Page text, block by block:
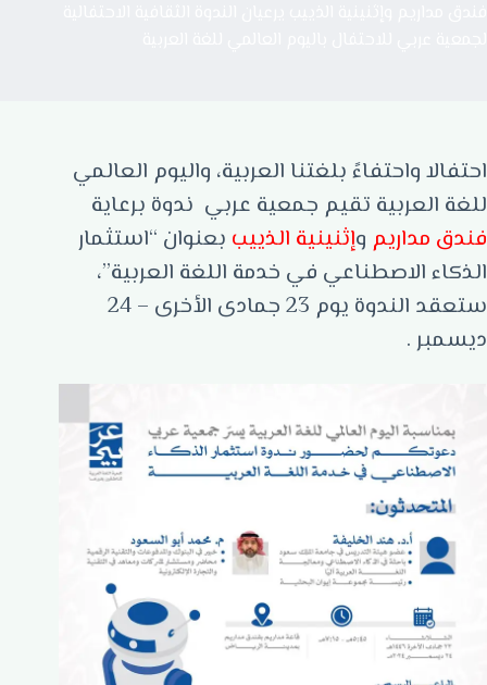
احتفالا واحتفاءً بلغتنا العربية، واليوم العالمي
للغة العربية تقيم جمعية عربي ندوة برعاية
فندق مداريم وإثنينية الذييب بعنوان “استثمار
الذكاء الاصطناعي في خدمة اللغة العربية”،
ستعقد الندوة يوم 23 جمادى الأخرى – 24
ديسمبر .